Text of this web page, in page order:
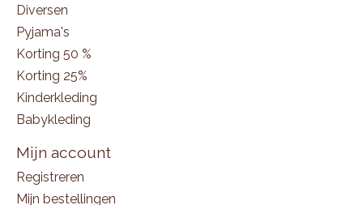
Diversen
Pyjama's
Korting 50 %
Korting 25%
Kinderkleding
Babykleding
Mijn account
Registreren
Mijn bestellingen